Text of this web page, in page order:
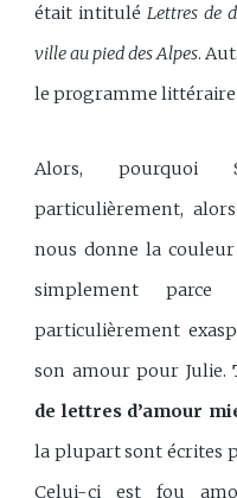
était intitulé Lettres de
ville au pied des Alpes.
le programme littéraire
Alors, pourquoi
particulièrement,
nous donne la
simplement
particulièrement
son amour pour Julie.
de lettres d’amour
la plupart sont écrites
Celui-ci est fou